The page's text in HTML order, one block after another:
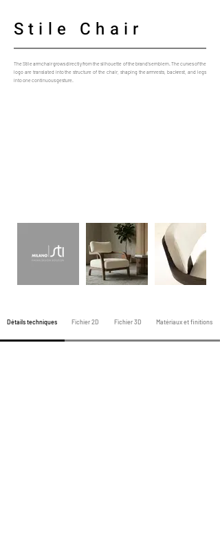
Stile Chair
The Stile armchair grows directly from the silhouette of the brand’s emblem. The curves of the
logo are translated into the structure of the chair, shaping the armrests, backrest, and legs
into one continuous gesture.
Détails techniques Fichier 2D Fichier 3D Matériaux et finitions